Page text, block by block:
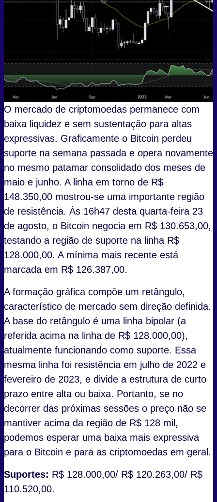
O mercado de criptomoedas permanece com
baixa liquidez e sem sustentação para altas
expressivas. Graficamente o Bitcoin perdeu
suporte na semana passada e opera novamente
no mesmo patamar consolidado dos meses de
maio e junho. A linha em torno de R$
148.350,00 mostrou-se uma importante região
de resistência. Às 16h47 desta quarta-feira 23
de agosto, o Bitcoin negocia em R$ 130.653,00,
testando a região de suporte na linha R$
128.000,00. A mínima mais recente está
marcada em R$ 126.387,00.
A formação gráfica compõe um retângulo,
característico de mercado sem direção definida.
A base do retângulo é uma linha bipolar (a
referida acima na linha de R$ 128.000,00),
atualmente funcionando como suporte. Essa
mesma linha foi resistência em julho de 2022 e
fevereiro de 2023, e divide a estrutura de curto
prazo entre alta ou baixa. Portanto, se no
decorrer das próximas sessões o preço não se
mantiver acima da região de R$ 128 mil,
podemos esperar uma baixa mais expressiva
para o Bitcoin e para as criptomoedas em geral.
Suportes: R$ 128.000,00/ R$ 120.263,00/ R$
110.520,00.